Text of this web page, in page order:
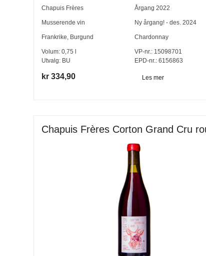
Chapuis Frères Årgang 2022
Musserende vin Ny årgang! - des. 2024
Frankrike Burgund Chardonnay
Volum:0,75 l
Utvalg: BU
VP-nr.:15098701
EPD-nr.: 6156863
kr 334,90 Les mer
Chapuis Frères Corton Grand Cru